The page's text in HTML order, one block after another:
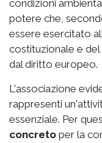
condizioni
potere che,
essere esercitato
costituzionale e
dal diritto europeo.
L'associazione
rappresenti
essenziale. Per
concreto per la